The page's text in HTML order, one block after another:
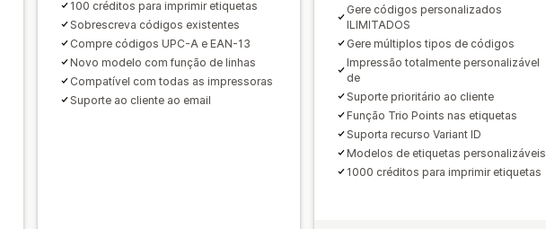
100 créditos para imprimir etiquetas
Sobrescreva códigos existentes
Compre códigos UPC-A e EAN-13
Novo modelo com função de linhas
Compatível com todas as impressoras
Suporte ao cliente ao email
Gere códigos personalizados
ILIMITADOS
Gere múltiplos tipos de códigos
Impressão totalmente personalizável
de
Suporte prioritário ao cliente
Função Trio Points nas etiquetas
Suporta recurso Variant ID
Modelos de etiquetas personalizáveis
1000 créditos para imprimir etiquetas